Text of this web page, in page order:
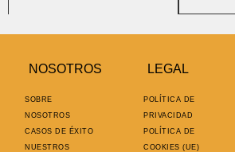
NOSOTROS
SOBRE
NOSOTROS
CASOS DE ÉXITO
NUESTROS
LEGAL
POLÍTICA DE
PRIVACIDAD
POLÍTICA DE
COOKIES (UE)